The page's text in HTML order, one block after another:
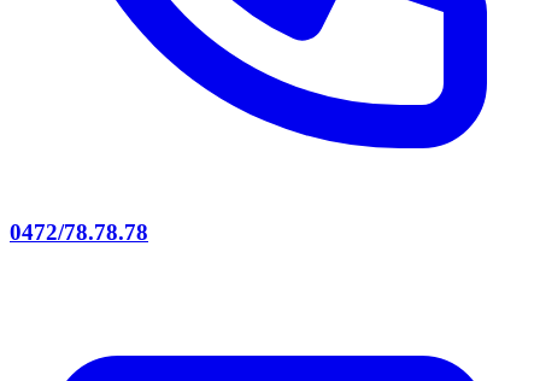
0472/78.78.78